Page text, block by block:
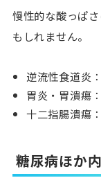
慢性的な酸っぱ
もしれません。
逆流性食道炎
胃炎・胃潰瘍
十二指腸潰瘍
糖尿病ほか